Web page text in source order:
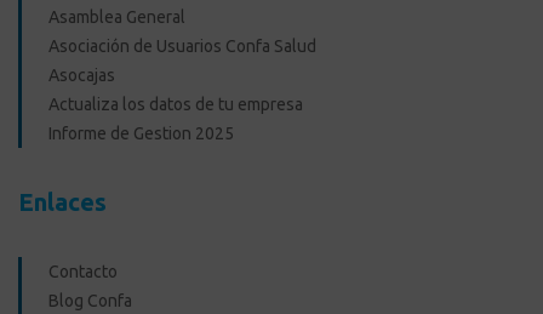
Asamblea General
Asociación de Usuarios Confa Salud
Asocajas
Actualiza los datos de tu empresa
Informe de Gestion 2025
Enlaces
Contacto
Blog Confa